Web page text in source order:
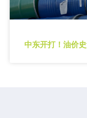
中东开打！油价